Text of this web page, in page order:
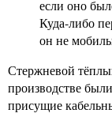
если оно
Куда-либо
он не
Стержневой
производстве
присущие